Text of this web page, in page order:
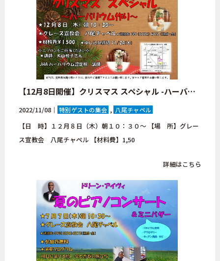
【12月8日開催】クリスマス スペシャル -ハーバリウムづくり-
2022/11/08｜ 特別ゲストの集会 八尾チャペル
【日 時】１２月８日（木）朝１０：３０～ 【場 所】グレー
ス宣教会 八尾チャペル 【材料費】1,50
詳細はこちら